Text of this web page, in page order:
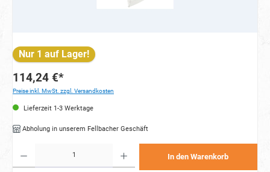
Nur 1 auf Lager!
114,24 €*
Preise inkl. MwSt. zzgl. Versandkosten
Lieferzeit 1-3 Werktage
Abholung in unserem Fellbacher Geschäft
In den Warenkorb